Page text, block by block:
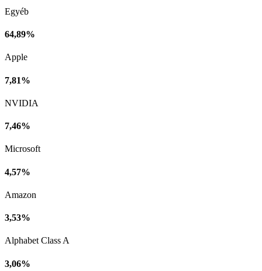
Egyéb
64,89%
Apple
7,81%
NVIDIA
7,46%
Microsoft
4,57%
Amazon
3,53%
Alphabet Class A
3,06%